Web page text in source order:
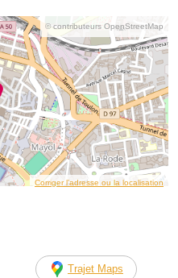
© contributeurs OpenStreetMap
Corriger l’adresse ou la localisation
Trajet Maps